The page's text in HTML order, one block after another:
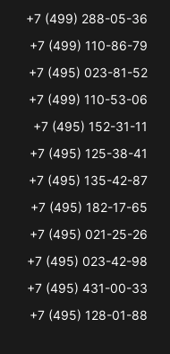
+7 (499) 288-05-36
+7 (499) 110-86-79
+7 (495) 023-81-52
+7 (499) 110-53-06
+7 (495) 152-31-11
+7 (495) 125-38-41
+7 (495) 135-42-87
+7 (495) 182-17-65
+7 (495) 021-25-26
+7 (495) 023-42-98
+7 (495) 431-00-33
+7 (495) 128-01-88